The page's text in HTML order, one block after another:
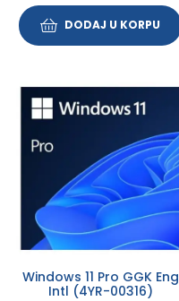
DODAJ U KORPU
Windows 11 Pro GGK Eng
Intl (4YR-00316)